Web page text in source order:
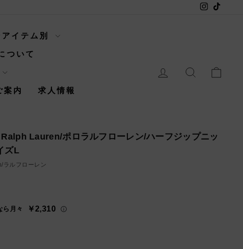
Instagram
イテム別
ついて
案内 求人情報
ログイン検索
Lauren/ポロラルフローレン/ハーフジップニッ
ズL
ラルフローレン
ら月々 ￥2,310